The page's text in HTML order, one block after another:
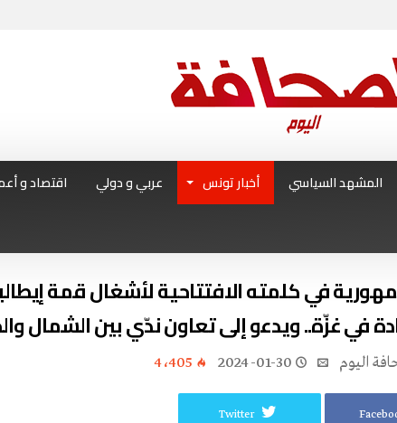
المشهد السياسي أخبار تونس عربي و دولي اقتصاد و
في كلمته الافتتاحية لأشغال قمة
في غزّة.. ويدعو إلى تعاون ندّي بين الشمال
2024-01-30 4٬405
Twitter